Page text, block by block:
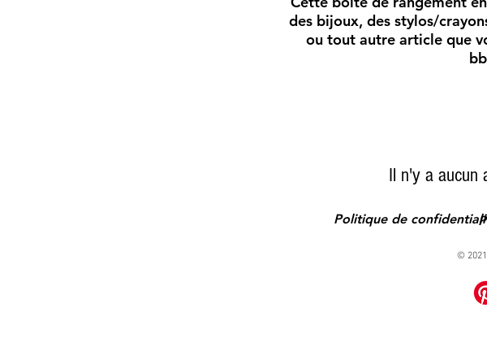
des bijoux, des stylos/
ou tout autre article que
Il n'y a aucun
Politique de
©